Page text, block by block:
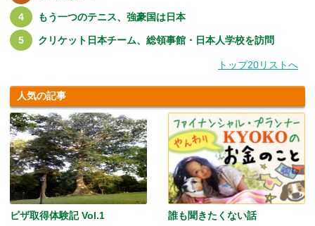
もう一つのテニス、強豪国は日本
クリケット日本チーム、総領事館・日本人学校を訪問
トップ20リストへ
人気の記事
ビザ取得体験記 Vol.1 誰も聞きたくない話